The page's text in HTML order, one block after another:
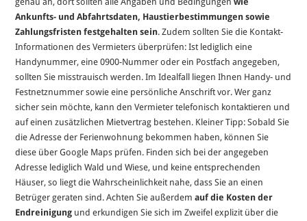
Ankunfts- und Abfahrtsdaten, Haustierbestimmungen sowie
Zahlungsfristen festgehalten sein. Zudem sollten Sie die Kontakt-
Informationen des Vermieters überprüfen: Ist lediglich eine
Handynummer, eine 0900-Nummer oder ein Postfach angegeben,
sollten Sie misstrauisch werden. Im Idealfall liegen Ihnen Handy- und
Festnetznummer sowie eine persönliche Anschrift vor. Wer ganz
sicher sein möchte, kann den Vermieter telefonisch kontaktieren und
auf einen zusätzlichen Mietvertrag bestehen. Kleiner Tipp: Sobald Sie
die Adresse der Ferienwohnung bekommen haben, können Sie
diese über Google Maps prüfen. Finden sich bei der angegeben
Adresse lediglich Wald und Wiese, und keine entsprechenden
Häuser, so liegt die Wahrscheinlichkeit nahe, dass Sie an einen
Betrüger geraten sind. Achten Sie außerdemauf die Kosten der
Endreinigung und erkundigen Sie sich im Zweifel explizit über die